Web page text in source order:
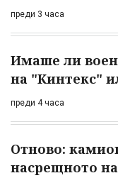
преди 3 часа
Имаше ли
на "Кинтекс"
преди 4 часа
Отново:
насрещното